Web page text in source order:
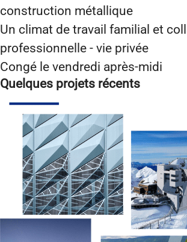
construction métallique
Un climat de travail familial et
professionnelle - vie privée
Congé le vendredi après-midi
Quelques projets récents